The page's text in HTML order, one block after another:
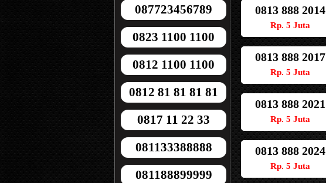
087723456789
0823 1100 1100
0812 1100 1100
0812 81 81 81 81
0817 11 22 33
081133388888
081188899999
0813 888 2014
Rp. 5 Juta
0813 888 2017
Rp. 5 Juta
0813 888 2021
Rp. 5 Juta
0813 888 2024
Rp. 5 Juta